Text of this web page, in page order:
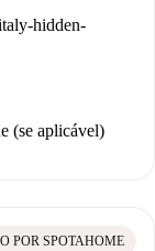
hidden-
(se aplicável)
POR SPOTAHOME